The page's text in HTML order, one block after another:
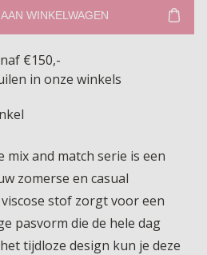
WINKELWAGEN
€150,-
in onze winkels
mix and match serie is een
zomerse en casual
stof zorgt voor een
pasvorm die de hele dag
tijdloze design kun je deze